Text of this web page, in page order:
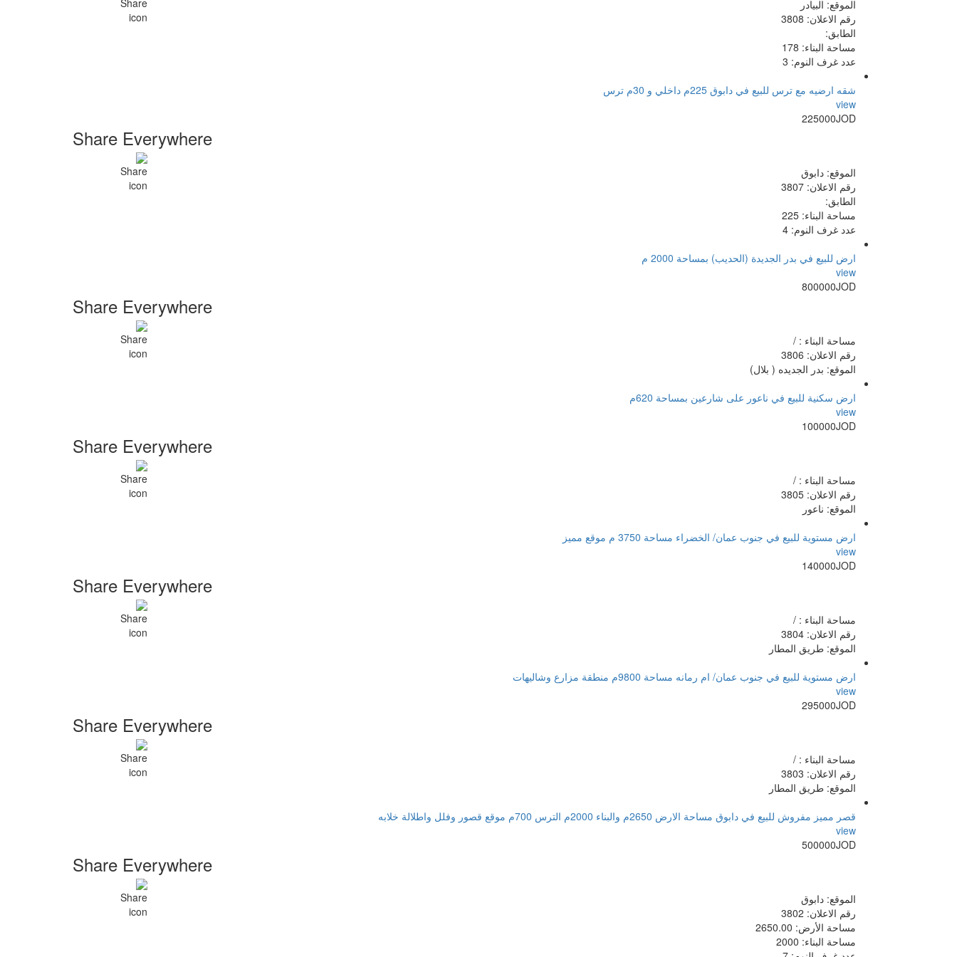
الموقع: البيادر
رقم الاعلان: 3808
الطابق:
مساحة البناء: 178
عدد غرف النوم: 3
شقه ارضيه مع ترس للبيع في دابوق 225م داخلي و 30م ترس
view
225000JOD
Share Everywhere
الموقع: دابوق
رقم الاعلان: 3807
الطابق:
مساحة البناء: 225
عدد غرف النوم: 4
ارض للبيع في بدر الجديدة (الحديب) بمساحة 2000 م
view
800000JOD
Share Everywhere
مساحة البناء : /
رقم الاعلان: 3806
الموقع: بدر الجديده ( بلال)
ارض سكنية للبيع في ناعور على شارعين بمساحة 620م
view
100000JOD
Share Everywhere
مساحة البناء : /
رقم الاعلان: 3805
الموقع: ناعور
ارض مستوية للبيع في جنوب عمان/ الخضراء مساحة 3750 م موقع مميز
view
140000JOD
Share Everywhere
مساحة البناء : /
رقم الاعلان: 3804
الموقع: طريق المطار
ارض مستوية للبيع في جنوب عمان/ ام رمانه مساحة 9800م منطقة مزارع وشاليهات
view
295000JOD
Share Everywhere
مساحة البناء : /
رقم الاعلان: 3803
الموقع: طريق المطار
قصر مميز مفروش للبيع في دابوق مساحة الارض 2650م والبناء 2000م الترس 700م موقع قصور وفلل واطلالة خلابه
view
500000JOD
Share Everywhere
الموقع: دابوق
رقم الاعلان: 3802
مساحة الأرض: 2650.00
مساحة البناء: 2000